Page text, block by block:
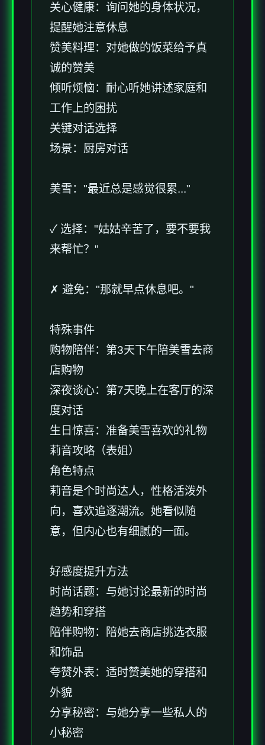
关心健康：询问她的身体状况，
提醒她注意休息
赞美料理：对她做的饭菜给予真
诚的赞美
倾听烦恼：耐心听她讲述家庭和
工作上的困扰
关键对话选择
场景：厨房对话
美雪："最近总是感觉很累..."
✓ 选择："姑姑辛苦了，要不要我
来帮忙？"
✗ 避免："那就早点休息吧。"
特殊事件
购物陪伴：第3天下午陪美雪去商
店购物
深夜谈心：第7天晚上在客厅的深
度对话
生日惊喜：准备美雪喜欢的礼物
莉音攻略（表姐）
角色特点
莉音是个时尚达人，性格活泼外
向，喜欢追逐潮流。她看似随
意，但内心也有细腻的一面。
好感度提升方法
时尚话题：与她讨论最新的时尚
趋势和穿搭
陪伴购物：陪她去商店挑选衣服
和饰品
夸赞外表：适时赞美她的穿搭和
外貌
分享秘密：与她分享一些私人的
小秘密